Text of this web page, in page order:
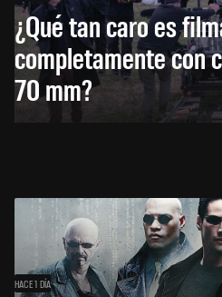
¿Qué tan caro es
completamente con
70 mm?
HACE 1 DÍA